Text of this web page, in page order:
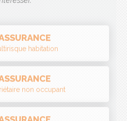
non occupant
auto
juridique